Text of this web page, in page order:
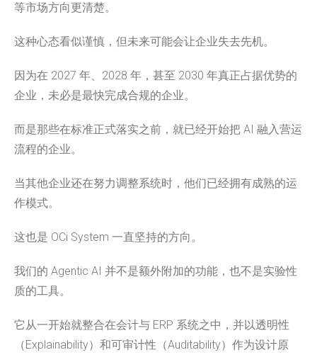
等市场方向更清楚。
这种心态看似谨慎，但未来可能会让企业失去先机。
因为在 2027 年、2028 年，甚至 2030 年真正占据优势的
企业，未必是最快完成合规的企业。
而是那些在标准正式落实之前，就已经开始把 AI 融入营运
流程的企业。
当其他企业还在努力调整系统时，他们已经拥有成熟的运
作模式。
这也是 OCi System 一直坚持的方向。
我们的 Agentic AI 并不是额外附加的功能，也不是实验性
质的工具。
它从一开始就整合在会计与 ERP 系统之中，并以透明性
（Explainability）和可审计性（Auditability）作为设计原